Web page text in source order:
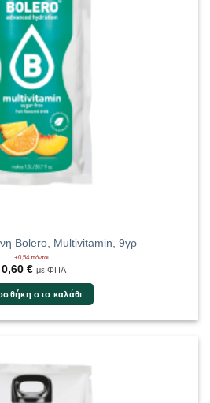
Bolero, Multivitamin, 9γρ
+0,54 πόντοι
0,60 € με ΦΠΑ
στο καλάθι